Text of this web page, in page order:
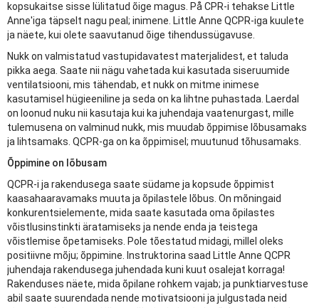
kopsukaitse sisse lülitatud õige magus. På CPR-i tehakse Little
Anne'iga täpselt nagu peal; inimene. Little Anne QCPR-iga kuulete
ja näete, kui olete saavutanud õige tihendussügavuse.
Nukk on valmistatud vastupidavatest materjalidest, et taluda
pikka aega. Saate nii nägu vahetada kui kasutada siseruumide
ventilatsiooni, mis tähendab, et nukk on mitme inimese
kasutamisel hügieeniline ja seda on ka lihtne puhastada. Laerdal
on loonud nuku nii kasutaja kui ka juhendaja vaatenurgast, mille
tulemusena on valminud nukk, mis muudab õppimise lõbusamaks
ja lihtsamaks. QCPR-ga on ka õppimisel; muutunud tõhusamaks.
Õppimine on lõbusam
QCPR-i ja rakendusega saate südame ja kopsude õppimist
kaasahaaravamaks muuta ja õpilastele lõbus. On mõningaid
konkurentsielemente, mida saate kasutada oma õpilastes
võistlusinstinkti äratamiseks ja nende enda ja teistega
võistlemise õpetamiseks. Pole tõestatud midagi, millel oleks
positiivne mõju; õppimine. Instruktorina saad Little Anne QCPR
juhendaja rakendusega juhendada kuni kuut osalejat korraga!
Rakenduses näete, mida õpilane rohkem vajab; ja punktiarvestuse
abil saate suurendada nende motivatsiooni ja julgustada neid